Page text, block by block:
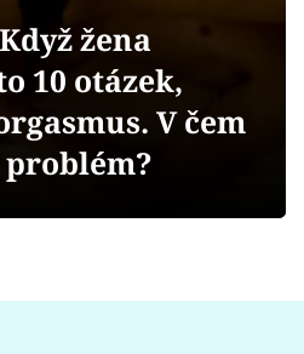
žena
10 otázek,
V čem
problém?